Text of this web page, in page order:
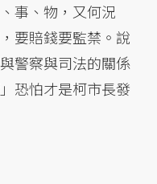
事、物，又何況
要賠錢要監禁。說
警察與司法的關係
恐怕才是柯市長發